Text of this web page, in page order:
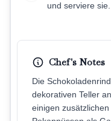
und serviere sie.
Chef's Notes
Die
dekorativen Teller
einigen